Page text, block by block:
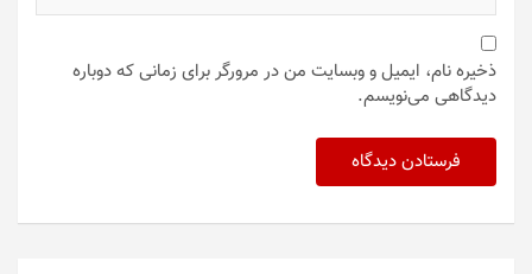
ذخیره نام، ایمیل و وبسایت من در مرورگر برای زمانی که دوباره
دیدگاهی می‌نویسم.